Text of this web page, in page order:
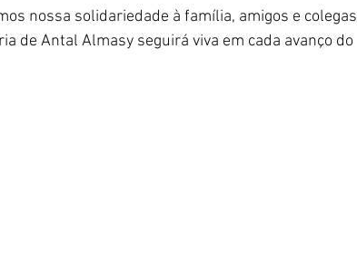
nossa solidariedade à família, amigos e colegas
de Antal Almasy seguirá viva em cada avanço do